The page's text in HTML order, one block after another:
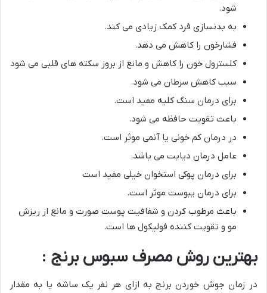
شود.
به بدنسازی فرد کمک زیادی می کند.
فشارخون را کاهش می دهد.
کلسترول خون را کاهش و مانع از بروز سکته های قلبی می شود
سبب کاهش سرطان می شود.
برای درمان سنگ کلیه مفید است.
باعث تقویت حافظه می شود.
در درمان کم خونی یا آنمی موثر است.
عامل درمان دیابت می باشد.
برای درمان پوکی استخوان خیلی مفید است
برای درمان یبوست موثر است.
باعث مرطوب کردن و شفافیت پوست صورت و مانع از ریزش
مو و تقویت کننده فولیکول ها است.
بهترین روش مصرف سبوس برنج :
در زمان جوش خوردن برنج به ازای هر نفر یک ساشه یا به مقدار